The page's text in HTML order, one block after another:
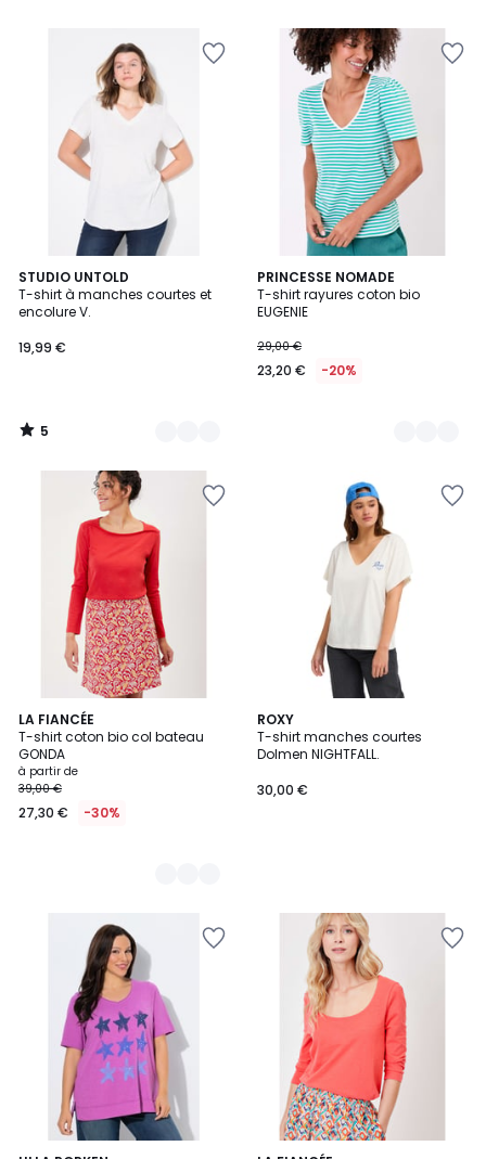
STUDIO UNTOLD
T-shirt à manches courtes et
encolure V.
19,99 €
5
/
5
2
Couleurs
5
/
PRINCESSE NOMADE
T-shirt rayures coton bio
EUGENIE
29,00 €
23,20 € -20%
2
Couleurs
LA FIANCÉE
T-shirt coton bio col bateau
GONDA
à partir de
39,00 €
27,30 € -30%
2
Couleurs
ROXY
T-shirt manches courtes
Dolmen NIGHTFALL.
30,00 €